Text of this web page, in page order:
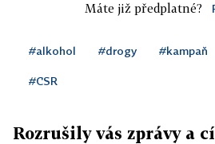
Máte již předplatné?
#alkohol #drogy #kampaň
#CSR
Rozrušily vás zprávy a